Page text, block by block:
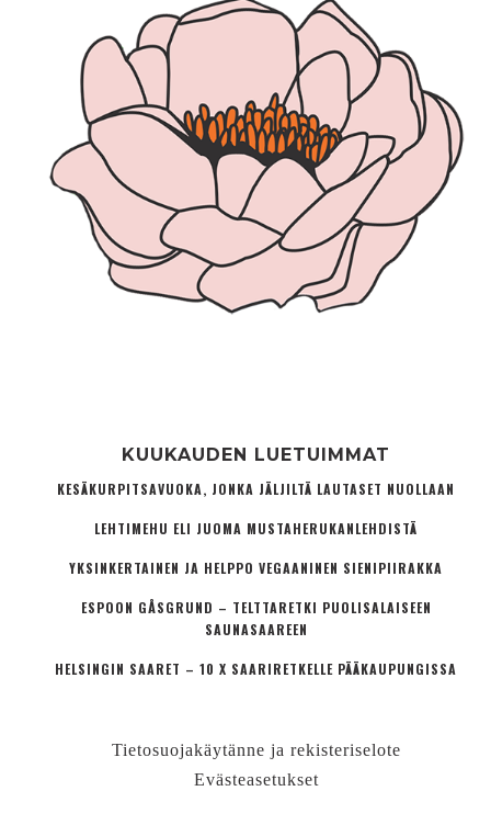
KUUKAUDEN LUETUIMMAT
KESÄKURPITSAVUOKA, JONKA JÄLJILTÄ LAUTASET NUOLLAAN
LEHTIMEHU ELI JUOMA MUSTAHERUKANLEHDISTÄ
YKSINKERTAINEN JA HELPPO VEGAANINEN SIENIPIIRAKKA
ESPOON GÅSGRUND – TELTTARETKI PUOLISALAISEEN
SAUNASAAREEN
HELSINGIN SAARET – 10 X SAARIRETKELLE PÄÄKAUPUNGISSA
Tietosuojakäytänne ja rekisteriselote
Evästeasetukset